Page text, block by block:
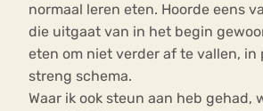
normaal leren eten. Hoorde eens
die uitgaat van in het begin
eten om niet verder af te vallen, in
streng schema.
Waar ik ook steun aan heb gehad,